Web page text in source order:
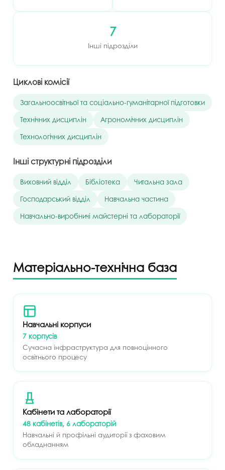
7
Інші підрозділи
Циклові комісії
Загальноосвітньої та соціально-гуманітарної підготовки
Технічних дисциплін
Агрономічних дисциплін
Технологічних дисциплін
Інші структурні підрозділи
Виховний відділ Бібліотека
Читальна зала
Господарський відділ
Навчальна частина
Навчально-виробничі майстерні та лабораторії
Матеріально-технічна база
Навчальні корпуси
7 корпусів
Сучасна інфраструктура для повноцінного
освітнього процесу
Кабінети та лабораторії
48 кабінетів, 6 лабораторій
Навчальні й профільні аудиторії з фаховим
обладнанням